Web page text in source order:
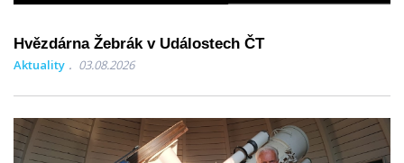
Hvězdárna Žebrák v Událostech ČT
Aktuality 03.08.2026